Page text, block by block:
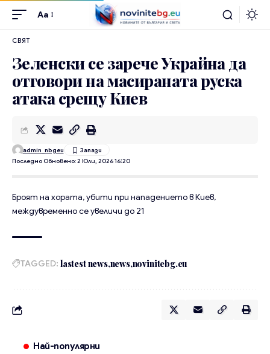
Aa
СВЯТ
Зеленски се зарече Украйна да
отговори на масираната руска
атака срещу Киев
Последно Обновено: 2 Юли, 2026 16:20
admin_nbgeu
Броят на хората, убити при нападението в Киев,
междувременно се увеличи до 21
TAGGED: lastest news news novinitebg.eu
Най-популярни